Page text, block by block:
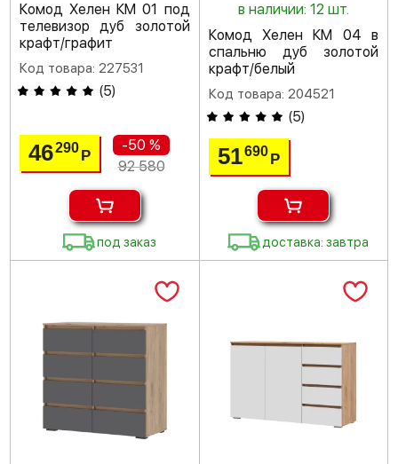
Комод Хелен КМ 01 под
телевизор дуб золотой
крафт/графит
Код товара: 227531
(5)
46290Р
-50 %
92 580
под заказ
в наличии: 12 шт.
Комод Хелен КМ 04 в
спальню дуб золотой
крафт/белый
Код товара: 204521
(5)
51690 Р
доставка: завтра